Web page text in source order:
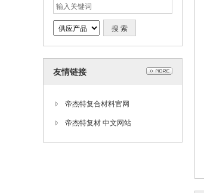
友情链接
帝杰特复合材料官网
帝杰特复材 中文网站